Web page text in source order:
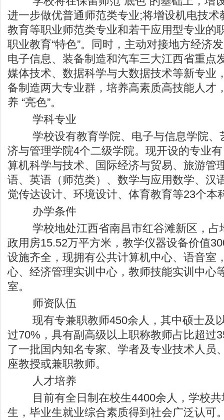
进一步做优普通师范类专业;将增设机电技术
教育等职业师范类专业和若干应用型专业的
职业教育“特色”。同时，主动对接地方经济
电子信息、装备制造和汽车三大江西省重点
媒体技术、数据科学与大数据技术等新专业
备制造两大专业群，培养高素质高技能人才
养 “亮色”。
学科专业
学校设有教育学院、电子与信息学院、
济与管理学院4个二级学院。现开设的专业
算机科学与技术、国际经济与贸易、旅游管
语、英语（师范类）、数学与应用数学、汉
觉传达设计、环境设计、体育教育等23个本
办学条件
学校地处江西省南昌市红谷滩新区，占
政用房15.52万平方米，教学仪器设备价值
设施齐全，现拥有公共计算机中心、语音室
心、经济管理实训中心，教师技能实训中心
室。
师资队伍
现有专兼职教师450余人，其中硕士及
过70%，具有副高级以上职称教师占比超过
了一批国内知名专家、学者及专业技术人员
座教授或兼职教师。
人才培养
目前有全日制在校生4400余人，学校共
生，毕业生就业综合素质得到社会广泛认可